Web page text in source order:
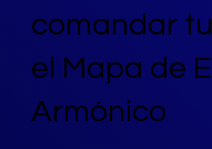
comandar
el Mapa de
Armónico